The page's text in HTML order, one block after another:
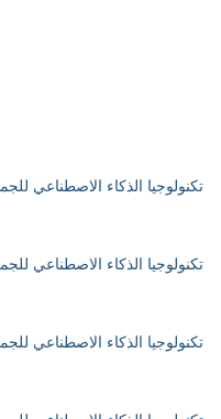
تكنولوجيا الذكاء الاصطناعي
تكنولوجيا الذكاء الاصطناعي
تكنولوجيا الذكاء الاصطناعي